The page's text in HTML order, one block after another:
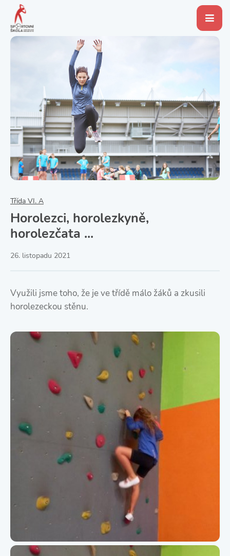
Třída VI. A
Horolezci, horolezkyně,
horolezčata ...
26. listopadu 2021
Využili jsme toho, že je ve třídě málo žáků a zkusili
horolezeckou stěnu.